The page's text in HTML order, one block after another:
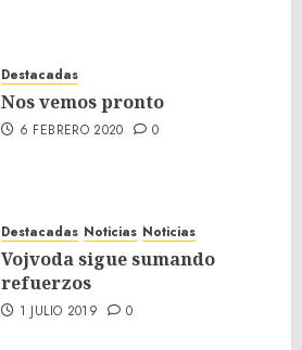
Destacadas
Nos vemos pronto
6 FEBRERO 2020 0
Destacadas Noticias Noticias
Vojvoda sigue sumando
refuerzos
1 JULIO 2019 0